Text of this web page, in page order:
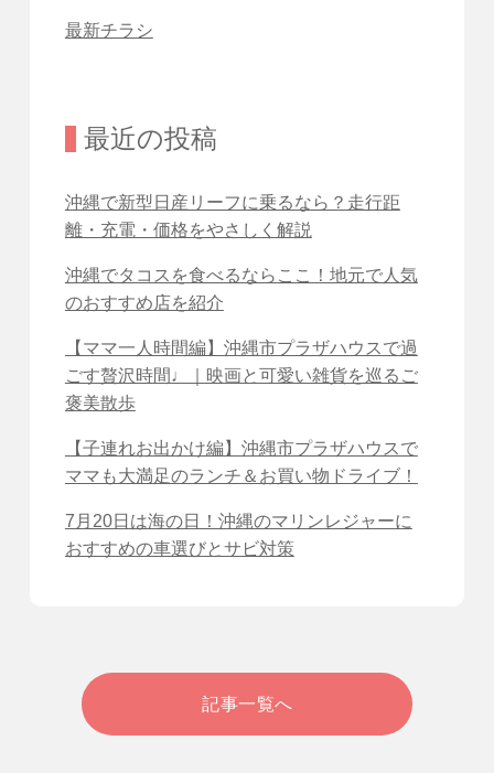
最新チラシ
最近の投稿
沖縄で新型日産リーフに乗るなら？走行距
離・充電・価格をやさしく解説
沖縄でタコスを食べるならここ！地元で人気
のおすすめ店を紹介
【ママ一人時間編】沖縄市プラザハウスで過
ごす贅沢時間♩｜映画と可愛い雑貨を巡るご
褒美散歩
【子連れお出かけ編】沖縄市プラザハウスで
ママも大満足のランチ＆お買い物ドライブ！
7月20日は海の日！沖縄のマリンレジャーに
おすすめの車選びとサビ対策
記事一覧へ